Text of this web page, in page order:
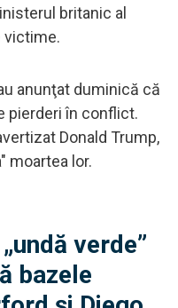
britanic al
victime.
anunţat duminică că
pierderi în conflict.
Donald Trump,
moartea lor.
verde”
bazele